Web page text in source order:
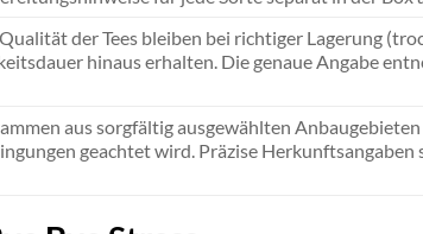
der Tees bleiben bei richtiger Lagerung
hinaus erhalten. Die genaue Angabe
aus sorgfältig ausgewählten
geachtet wird. Präzise